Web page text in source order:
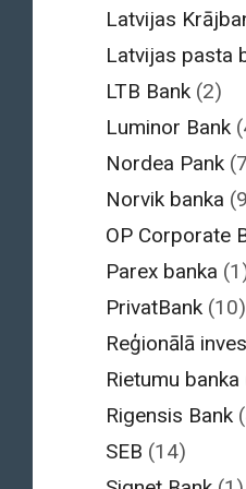
Latvijas
Latvijas pasta
LTB Bank (2)
Luminor Bank
Nordea Pank
Norvik banka
OP Corporate
Parex banka
PrivatBank (10)
Reģionālā
Rietumu banka
Rigensis Bank
SEB (14)